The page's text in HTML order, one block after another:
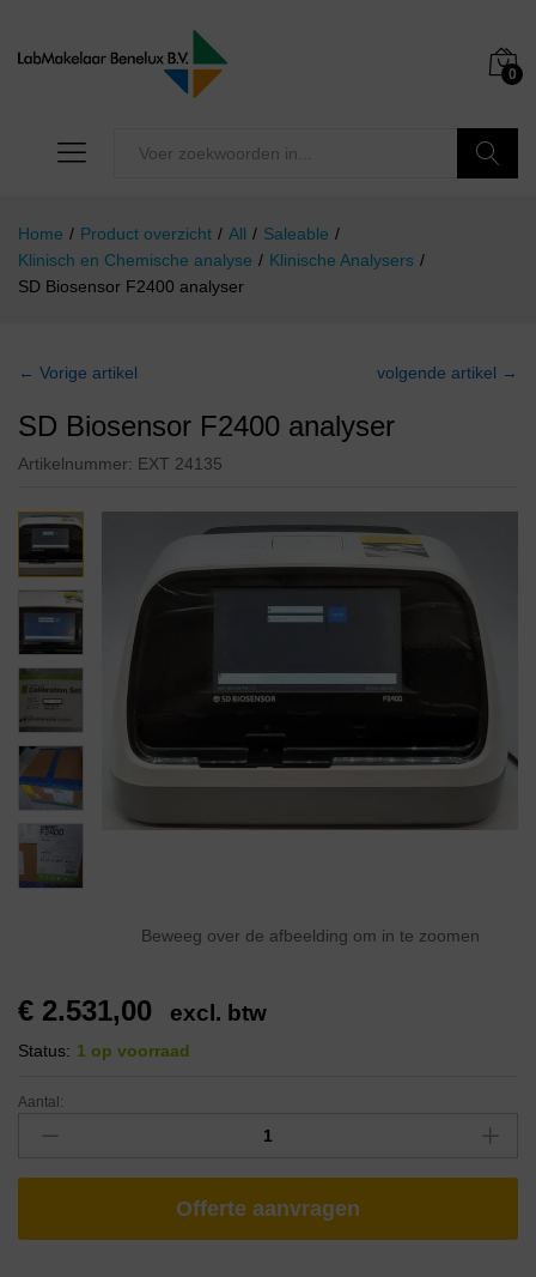
0
Home / Product overzicht / All / Saleable /
Klinisch en Chemische analyse / Klinische Analysers /
SD Biosensor F2400 analyser
← Vorige artikel volgende artikel →
SD Biosensor F2400 analyser
Artikelnummer: EXT 24135
Beweeg over de afbeelding om in te zoomen
€ 2.531,00 excl. btw
Status: 1 op voorraad
Aantal:
Offerte aanvragen